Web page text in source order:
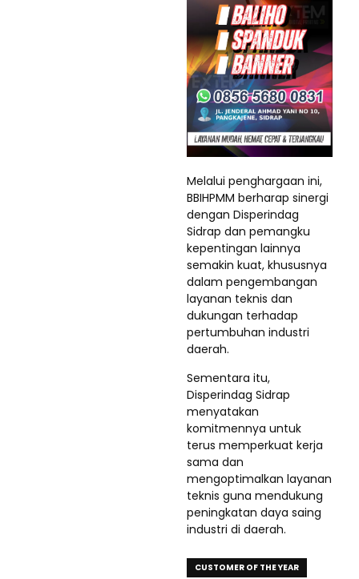
Melalui penghargaan ini,
BBIHPMM berharap sinergi
dengan Disperindag
Sidrap dan pemangku
kepentingan lainnya
semakin kuat, khususnya
dalam pengembangan
layanan teknis dan
dukungan terhadap
pertumbuhan industri
daerah.
Sementara itu,
Disperindag Sidrap
menyatakan
komitmennya untuk
terus memperkuat kerja
sama dan
mengoptimalkan layanan
teknis guna mendukung
peningkatan daya saing
industri di daerah.
CUSTOMER OF THE YEAR